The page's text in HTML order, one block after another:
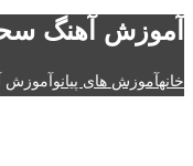
آموزش آهنگ
خانهآموزش های پیانوآموزش